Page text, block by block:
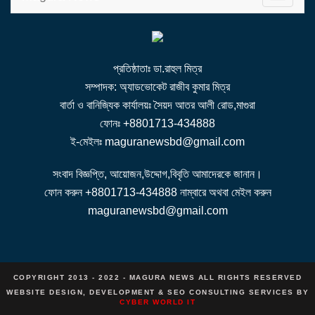
g
l
প্রতিষ্ঠাতাঃ ডা.রাহুল মিত্র
সম্পাদক: অ্যাডভোকেট রাজীব কুমার মিত্র
বার্তা ও বানিজ্যিক কার্যালয়ঃ সৈয়দ আতর আলী রোড,মাগুরা
ফোনঃ +8801713-434888
ই-মেইলঃ maguranewsbd@gmail.com
সংবাদ বিজ্ঞপ্তি, আয়োজন,উদ্দোগ,বিবৃতি আমাদেরকে জানান।
ফোন করুন +8801713-434888 নাম্বারে অথবা মেইল করুন
maguranewsbd@gmail.com
COPYRIGHT 2013 - 2022 - MAGURA NEWS ALL RIGHTS RESERVED
WEBSITE DESIGN, DEVELOPMENT & SEO CONSULTING SERVICES BY
CYBER WORLD IT